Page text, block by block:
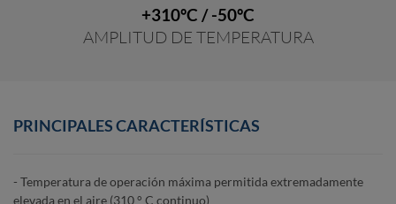
+310ºC / -50ºC
AMPLITUD DE TEMPERATURA
PRINCIPALES CARACTERÍSTICAS
- Temperatura de operación máxima permitida extremadamente
elevada en el aire (310 ° C continuo)